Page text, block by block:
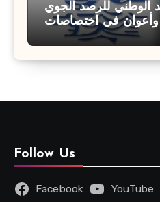
الوطني للرصد الجوي
وأعوان في اختصاصات
2026
Follow Us
Facebook YouTube